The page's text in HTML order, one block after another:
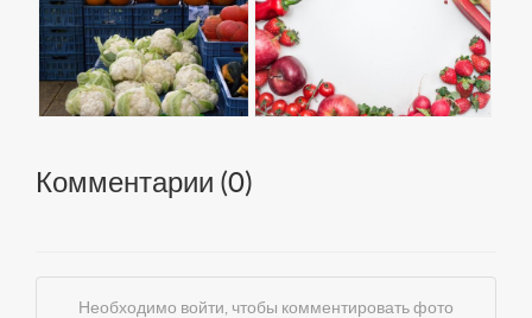
Комментарии (0)
Необходимо войти, чтобы комментировать фото